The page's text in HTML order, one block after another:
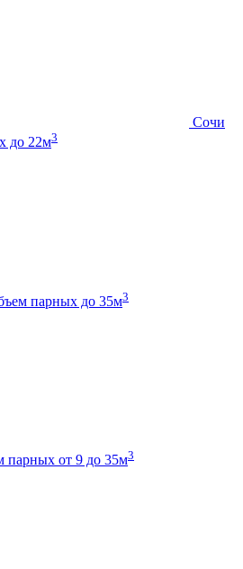
Сочи
до 22м3
парных до 35м3
парных от 9 до 35м3